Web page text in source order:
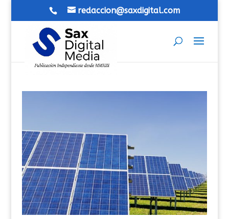
redaccion@saxdigital.com